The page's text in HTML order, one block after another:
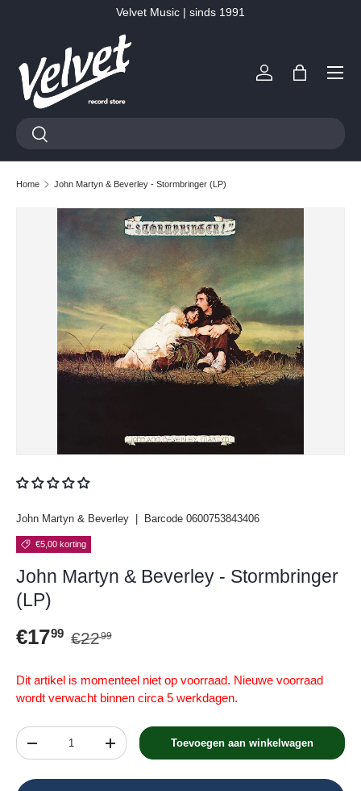
Velvet Music | sinds 1991
Zoeken
Zoeken
Inloggen
Tas
Menu
Home John Martyn & Beverley - Stormbringer (LP)
Ga direct naar productinformatie
John Martyn & Beverley Barcode 0600753843406
€5,00 korting
John Martyn & Beverley - Stormbringer
(LP)
Verkoopprijs
€1799 Reguliere prijs
€2299
Dit artikel is momenteel niet op voorraad. Nieuwe voorraad
wordt verwacht binnen circa 5 werkdagen.
Aantal
Verlaag de hoeveelheidVerhoog de hoeveelheidToevoegen aan winkelwagen